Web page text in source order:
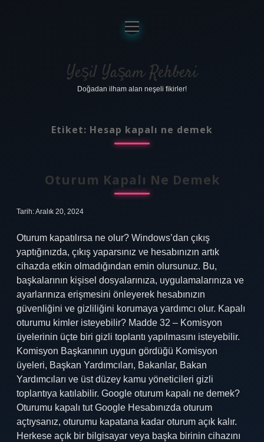
Anasayfa
Gizlilik Politikası
Yasal Uyarı
menüyü
aç
Yeşil Yaşam Rehberi
Doğadan ilham alan neşeli fikirler!
Etiket: Hesap kapalı ne demek
Oturum Kapalı Ne Demek
Tarih: Aralık 20, 2024
Oturum kapatılırsa ne olur? Windows’dan çıkış
yaptığınızda, çıkış yaparsınız ve hesabınızın artık
cihazda etkin olmadığından emin olursunuz. Bu,
başkalarının kişisel dosyalarınıza, uygulamalarınıza ve
ayarlarınıza erişmesini önleyerek hesabınızın
güvenliğini ve gizliliğini korumaya yardımcı olur. Kapalı
oturumu kimler isteyebilir? Madde 32 – Komisyon
üyelerinin üçte biri gizli toplantı yapılmasını isteyebilir.
Komisyon Başkanının uygun gördüğü Komisyon
üyeleri, Başkan Yardımcıları, Bakanlar, Bakan
Yardımcıları ve üst düzey kamu yöneticileri gizli
toplantıya katılabilir. Google oturum kapalı ne demek?
Oturumu kapalı tut Google Hesabınızda oturum
açtıysanız, oturumu kapatana kadar oturum açık kalır.
Herkese açık bir bilgisayar veya başka birinin cihazını